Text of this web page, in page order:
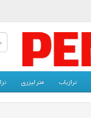
ترازياب متر لیزری